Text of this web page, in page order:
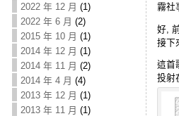
2022 年 12 月 (1)
2022 年 6 月 (2)
2015 年 10 月 (1)
2014 年 12 月 (1)
2014 年 11 月 (2)
2014 年 4 月 (4)
2013 年 12 月 (1)
2013 年 11 月 (1)
霧社
好,
接下
這首
投射